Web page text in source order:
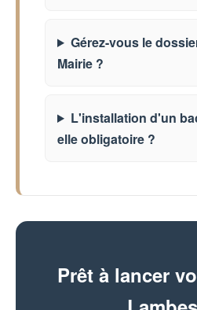
Gérez-vous le
Mairie ?
L'installation d'un
elle obligatoire ?
Prêt à lancer